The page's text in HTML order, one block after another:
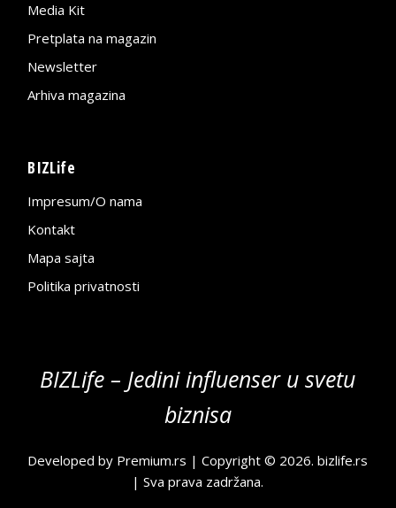
Media Kit
Pretplata na magazin
Newsletter
Arhiva magazina
BIZLife
Impresum/O nama
Kontakt
Mapa sajta
Politika privatnosti
BIZLife – Jedini influenser u svetu
biznisa
Developed by Premium.rs | Copyright © 2026.bizlife.rs
| Sva prava zadržana.